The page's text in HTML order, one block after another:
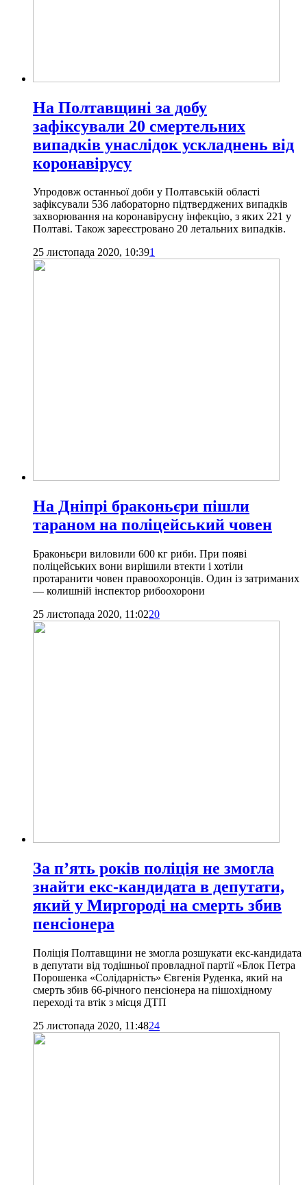
На Полтавщині за добу
зафіксували 20 смертельних
випадків унаслідок ускладнень від
коронавірусу
Упродовж останньої доби у Полтавській області
зафіксували 536 лабораторно підтверджених випадків
захворювання на коронавірусну інфекцію, з яких 221 у
Полтаві. Також зареєстровано 20 летальних випадків.
25 листопада 2020, 10:391
На Дніпрі браконьєри пішли
тараном на поліцейський човен
Браконьєри виловили 600 кг риби. При появі
поліцейських вони вирішили втекти і хотіли
протаранити човен правоохоронців. Один із затриманих
— колишній інспектор рибоохорони
25 листопада 2020, 11:0220
За п’ять років поліція не змогла
знайти екс-кандидата в депутати,
який у Миргороді на смерть збив
пенсіонера
Поліція Полтавщини не змогла розшукати екс-кандидата
в депутати від тодішньої провладної партії «Блок Петра
Порошенка «Солідарність» Євгенія Руденка, який на
смерть збив 66-річного пенсіонера на пішохідному
переході та втік з місця ДТП
25 листопада 2020, 11:4824